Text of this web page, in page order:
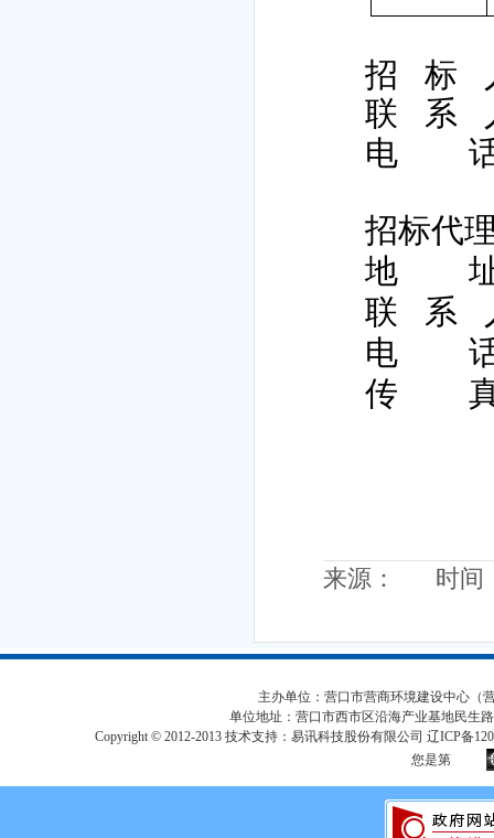
招 标
联
系
电
招标代
地
联
系
电
传
来源： 时间
主办单位：营口市营商环境建设中心（
单位地址：营口市西市区沿海产业基地民生
Copyright © 2012-2013 技术支持：易讯科技股份有限公司 辽ICP备
您是第